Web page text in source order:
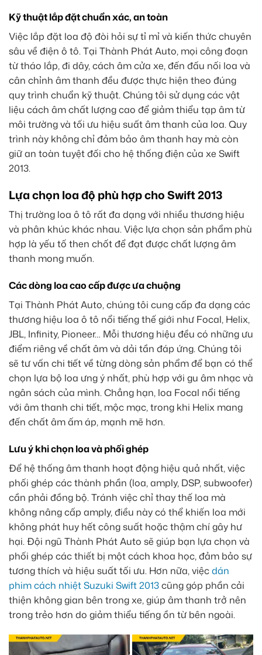
Kỹ thuật lắp đặt chuẩn xác, an toàn
Việc lắp đặt loa độ đòi hỏi sự tỉ mỉ và kiến thức chuyên
sâu về điện ô tô. Tại Thành Phát Auto, mọi công đoạn
từ tháo lắp, đi dây, cách âm cửa xe, đến đấu nối loa và
cân chỉnh âm thanh đều được thực hiện theo đúng
quy trình chuẩn kỹ thuật. Chúng tôi sử dụng các vật
liệu cách âm chất lượng cao để giảm thiểu tạp âm từ
môi trường và tối ưu hiệu suất âm thanh của loa. Quy
trình này không chỉ đảm bảo âm thanh hay mà còn
giữ an toàn tuyệt đối cho hệ thống điện của xe Swift
2013.
Lựa chọn loa độ phù hợp cho Swift 2013
Thị trường loa ô tô rất đa dạng với nhiều thương hiệu
và phân khúc khác nhau. Việc lựa chọn sản phẩm phù
hợp là yếu tố then chốt để đạt được chất lượng âm
thanh mong muốn.
Các dòng loa cao cấp được ưa chuộng
Tại Thành Phát Auto, chúng tôi cung cấp đa dạng các
thương hiệu loa ô tô nổi tiếng thế giới như Focal, Helix,
JBL, Infinity, Pioneer… Mỗi thương hiệu đều có những ưu
điểm riêng về chất âm và dải tần đáp ứng. Chúng tôi
sẽ tư vấn chi tiết về từng dòng sản phẩm để bạn có thể
chọn lựa bộ loa ưng ý nhất, phù hợp với gu âm nhạc và
ngân sách của mình. Chẳng hạn, loa Focal nổi tiếng
với âm thanh chi tiết, mộc mạc, trong khi Helix mang
đến chất âm ấm áp, mạnh mẽ hơn.
Lưu ý khi chọn loa và phối ghép
Để hệ thống âm thanh hoạt động hiệu quả nhất, việc
phối ghép các thành phần (loa, amply, DSP, subwoofer)
cần phải đồng bộ. Tránh việc chỉ thay thế loa mà
không nâng cấp amply, điều này có thể khiến loa mới
không phát huy hết công suất hoặc thậm chí gây hư
hại. Đội ngũ Thành Phát Auto sẽ giúp bạn lựa chọn và
phối ghép các thiết bị một cách khoa học, đảm bảo sự
tương thích và hiệu suất tối ưu. Hơn nữa, việcdán
phim cách nhiệt Suzuki Swift 2013cũng góp phần cải
thiện không gian bên trong xe, giúp âm thanh trở nên
trong trẻo hơn do giảm thiểu tiếng ồn từ bên ngoài.